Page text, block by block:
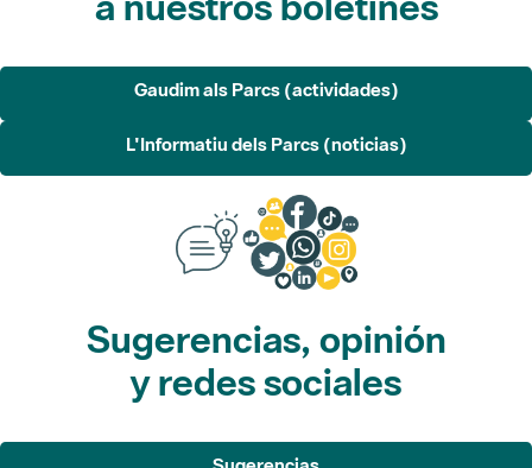
Gaudim als Parcs (actividades)
L'Informatiu dels Parcs (noticias)
Sugerencias, opinión
y redes sociales